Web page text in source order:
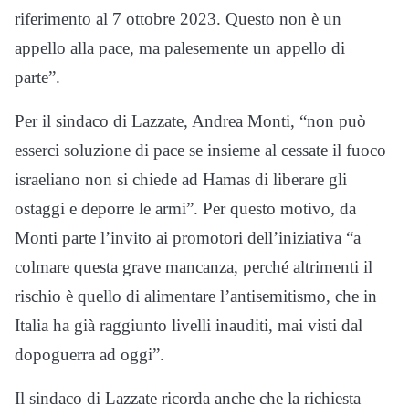
riferimento al 7 ottobre 2023. Questo non è un
appello alla pace, ma palesemente un appello di
parte”.
Per il sindaco di Lazzate, Andrea Monti, “non può
esserci soluzione di pace se insieme al cessate il fuoco
israeliano non si chiede ad Hamas di liberare gli
ostaggi e deporre le armi”. Per questo motivo, da
Monti parte l’invito ai promotori dell’iniziativa “a
colmare questa grave mancanza, perché altrimenti il
rischio è quello di alimentare l’antisemitismo, che in
Italia ha già raggiunto livelli inauditi, mai visti dal
dopoguerra ad oggi”.
Il sindaco di Lazzate ricorda anche che la richiesta